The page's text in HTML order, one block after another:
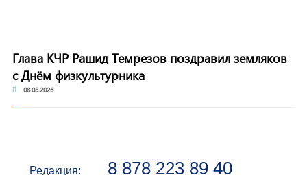
Глава КЧР Рашид Темрезов поздравил земляков
с Днём физкультурника
08.08.2026
Редакция: 8 878 223 89 40